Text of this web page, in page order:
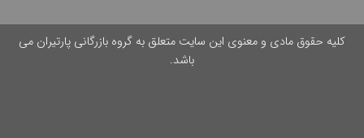
کلیه حقوق مادی و معنوی این سایت متعلق به گروه بازرگانی پارتیران می
باشد.